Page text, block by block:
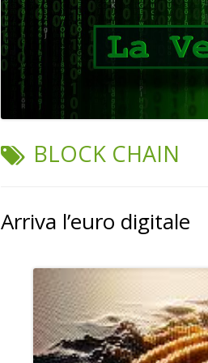
TAG:
BLOCK CHAIN
Arriva l’euro digitale